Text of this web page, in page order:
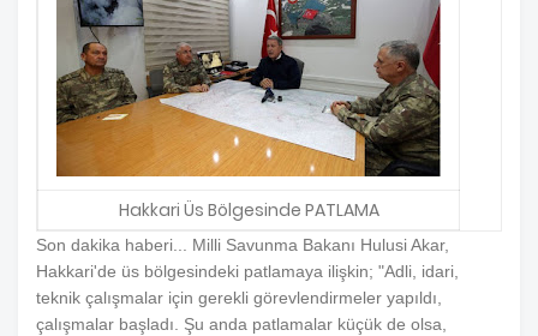
Hakkari Üs Bölgesinde PATLAMA
Son dakika haberi... Milli Savunma Bakanı Hulusi Akar,
Hakkari'de üs bölgesindeki patlamaya ilişkin; "Adli, idari,
teknik çalışmalar için gerekli görevlendirmeler yapıldı,
çalışmalar başladı. Şu anda patlamalar küçük de olsa,